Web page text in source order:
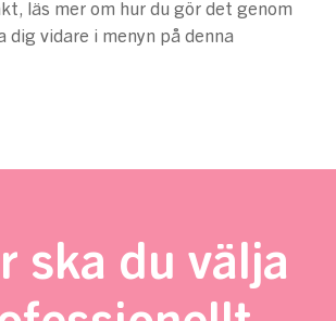
läs mer om hur du gör det genom
dig vidare i menyn på denna
ska du välja